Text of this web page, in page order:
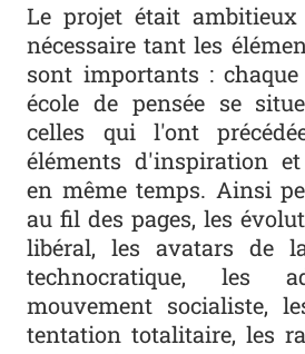
Le projet était
nécessaire tant les
sont importants : chaque
école de pensée se
celles qui l'ont
éléments d'inspiration
en même temps. Ainsi
au fil des pages, les
libéral, les avatars de
technocratique, les
mouvement socialiste,
tentation totalitaire, les